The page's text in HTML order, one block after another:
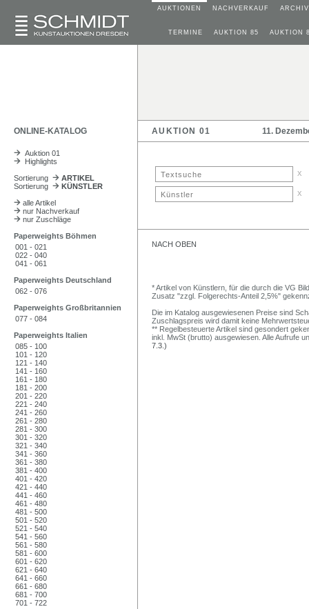
AUKTIONEN NACHVERKAUF ARCHIV
TERMINE AUKTION 85 AUKTION
ONLINE-KATALOG AUKTION 01 11.
Auktion 01
Highlights
Sortierung
ARTIKEL
Sortierung
KÜNSTLER
alle Artikel
nur Nachverkauf
nur Zuschläge
Paperweights Böhmen
001 - 021
022 - 040
041 - 061
Paperweights Deutschland
062 - 076
Paperweights Großbritannien
077 - 084
Paperweights Italien
085 - 100
101 - 120
121 - 140
141 - 160
161 - 180
181 - 200
201 - 220
221 - 240
241 - 260
261 - 280
281 - 300
301 - 320
321 - 340
341 - 360
361 - 380
381 - 400
401 - 420
421 - 440
441 - 460
461 - 480
481 - 500
501 - 520
521 - 540
541 - 560
561 - 580
581 - 600
601 - 620
621 - 640
641 - 660
661 - 680
681 - 700
701 - 722
x
x
NACH OBEN
* Artikel von Künstlern, für die durch die VG
Zusatz "zzgl. Folgerechts-Anteil 2,5%"
Die im Katalog ausgewiesenen Preise sind
Zuschlagspreis wird damit keine
** Regelbesteuerte Artikel sind gesondert
inkl. MwSt (brutto) ausgewiesen. Alle Aufrufe
7.3.)